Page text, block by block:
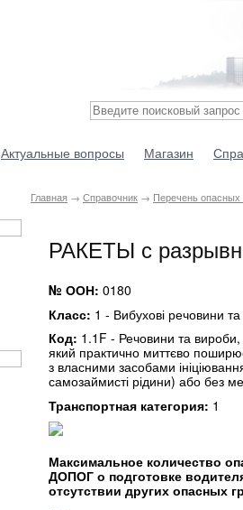
Актуальные вопросы Магазин
Главная →Справочник → Перечень опасных
РАКЕТЫ с
№ ООН: 0180
Класс: 1 - Вибухові речовини
Код: 1.1F - Речовини та
який практично миттєво
з власними засобами
самозаймисті рідини) або без
Транспортная категория: 1
Максимальное количество
ДОПОГ о подготовке
отсутствии других опасных